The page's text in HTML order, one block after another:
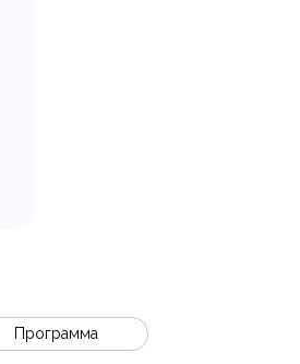
Программа